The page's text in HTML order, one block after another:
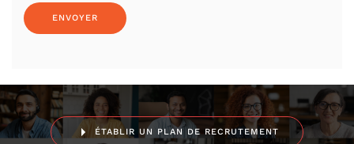
ÉTABLIR UN PLAN DE RECRUTEMENT